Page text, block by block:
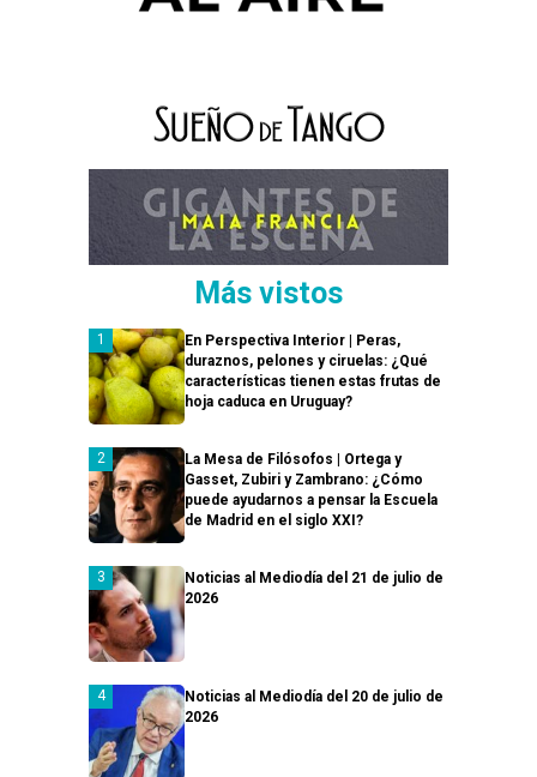
Más vistos
En Perspectiva Interior | Peras,
duraznos, pelones y ciruelas: ¿Qué
características tienen estas frutas de
hoja caduca en Uruguay?
La Mesa de Filósofos | Ortega y
Gasset, Zubiri y Zambrano: ¿Cómo
puede ayudarnos a pensar la Escuela
de Madrid en el siglo XXI?
Noticias al Mediodía del 21 de julio de
2026
Noticias al Mediodía del 20 de julio de
2026